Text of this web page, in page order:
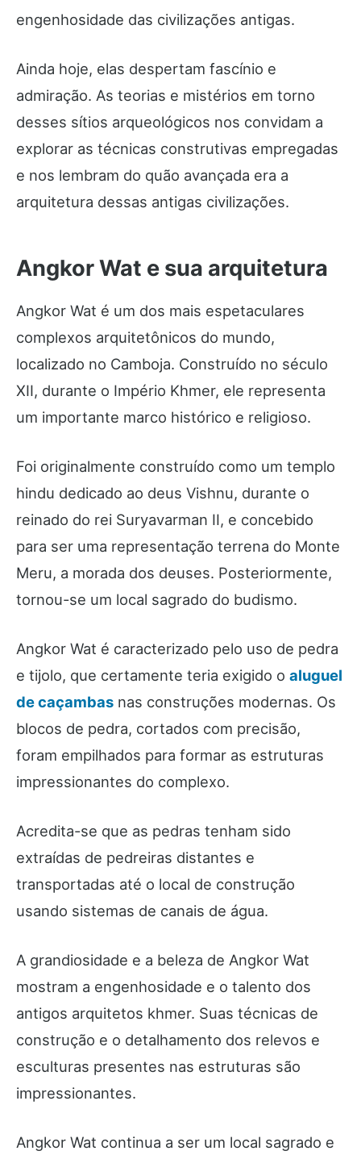
engenhosidade das civilizações antigas.
Ainda hoje, elas despertam fascínio e
admiração. As teorias e mistérios em torno
desses sítios arqueológicos nos convidam a
explorar as técnicas construtivas empregadas
e nos lembram do quão avançada era a
arquitetura dessas antigas civilizações.
Angkor Wat e sua arquitetura
Angkor Wat é um dos mais espetaculares
complexos arquitetônicos do mundo,
localizado no Camboja. Construído no século
XII, durante o Império Khmer, ele representa
um importante marco histórico e religioso.
Foi originalmente construído como um templo
hindu dedicado ao deus Vishnu, durante o
reinado do rei Suryavarman II, e concebido
para ser uma representação terrena do Monte
Meru, a morada dos deuses. Posteriormente,
tornou-se um local sagrado do budismo.
Angkor Wat é caracterizado pelo uso de pedra
e tijolo, que certamente teria exigido o aluguel
de caçambas nas construções modernas. Os
blocos de pedra, cortados com precisão,
foram empilhados para formar as estruturas
impressionantes do complexo.
Acredita-se que as pedras tenham sido
extraídas de pedreiras distantes e
transportadas até o local de construção
usando sistemas de canais de água.
A grandiosidade e a beleza de Angkor Wat
mostram a engenhosidade e o talento dos
antigos arquitetos khmer. Suas técnicas de
construção e o detalhamento dos relevos e
esculturas presentes nas estruturas são
impressionantes.
Angkor Wat continua a ser um local sagrado e